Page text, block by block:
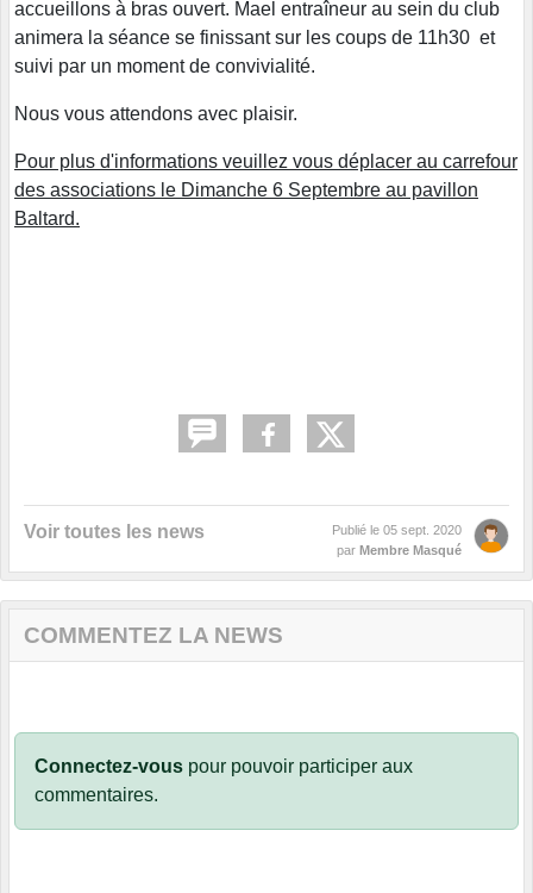
accueillons à bras ouvert. Mael entraîneur au sein du club
animera la séance se finissant sur les coups de 11h30 et
suivi par un moment de convivialité.
Nous vous attendons avec plaisir.
Pour plus d'informations veuillez vous déplacer au carrefour
des associations le Dimanche 6 Septembre au pavillon
Baltard.
Voir toutes les news Publié le 05 sept. 2020
par Membre Masqué
COMMENTEZ LA NEWS
Connectez-vous pour pouvoir participer aux
commentaires.